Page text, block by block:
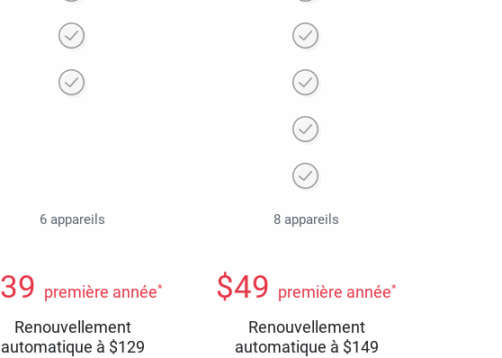
6 appareils 8 appareils
39 première année*
Renouvellement
automatique à $129
$49 première année*
Renouvellement
automatique à $149